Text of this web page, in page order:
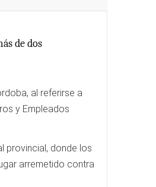
de dos
al referirse a
y Empleados
provincial, donde los
arremetido contra